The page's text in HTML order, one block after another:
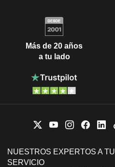
Más de 20 años
a tu lado
NUESTROS EXPERTOS A TU
SERVICIO